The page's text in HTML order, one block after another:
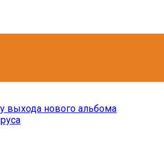
выхода нового альбома